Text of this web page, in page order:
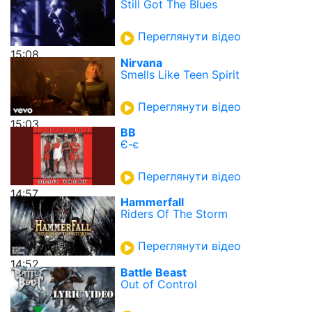
15:08
Still Got The Blues
Переглянути відео
15:03
Nirvana
Smells Like Teen Spirit
Переглянути відео
14:57
ВВ
Є-є
Переглянути відео
14:52
Hammerfall
Riders Of The Storm
Переглянути відео
Battle Beast
Out of Control